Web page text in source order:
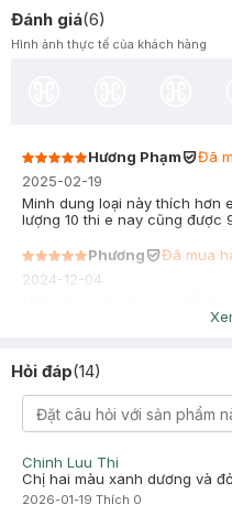
Đánh giá(6)
Hình ảnh thực tế của khách hàng
Hương Phạm
Đã
2025-02-19
Minh dung loại này thích hơn
lượng 10 thi e nay cũng được
Phương
Đã mua
2024-12-04
Hỏi đáp(14)
Chinh Luu Thi
Chị hai màu xanh dương và
2026-01-19 Thích 0